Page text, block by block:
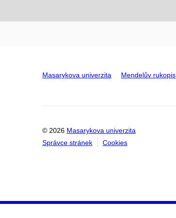
Masarykova univerzita Mendelův rukopis
© 2026 Masarykova univerzita
Správce stránek
Cookies